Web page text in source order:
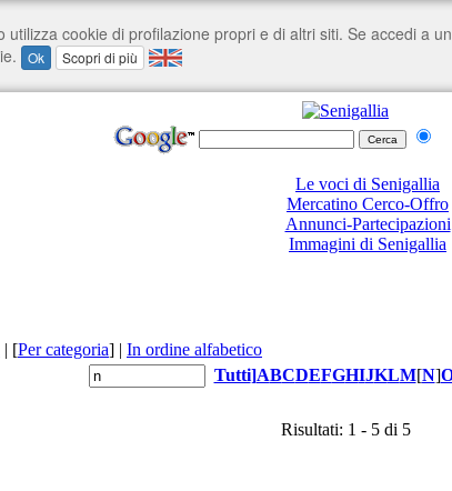
Le voci di Senigallia
Mercatino Cerco-Offro
Annunci-Partecipazioni
Immagini di Senigallia
| [Per categoria] | In ordine alfabetico
Tutti]ABCDEFGHIJKLM[N]
Risultati: 1 - 5 di 5